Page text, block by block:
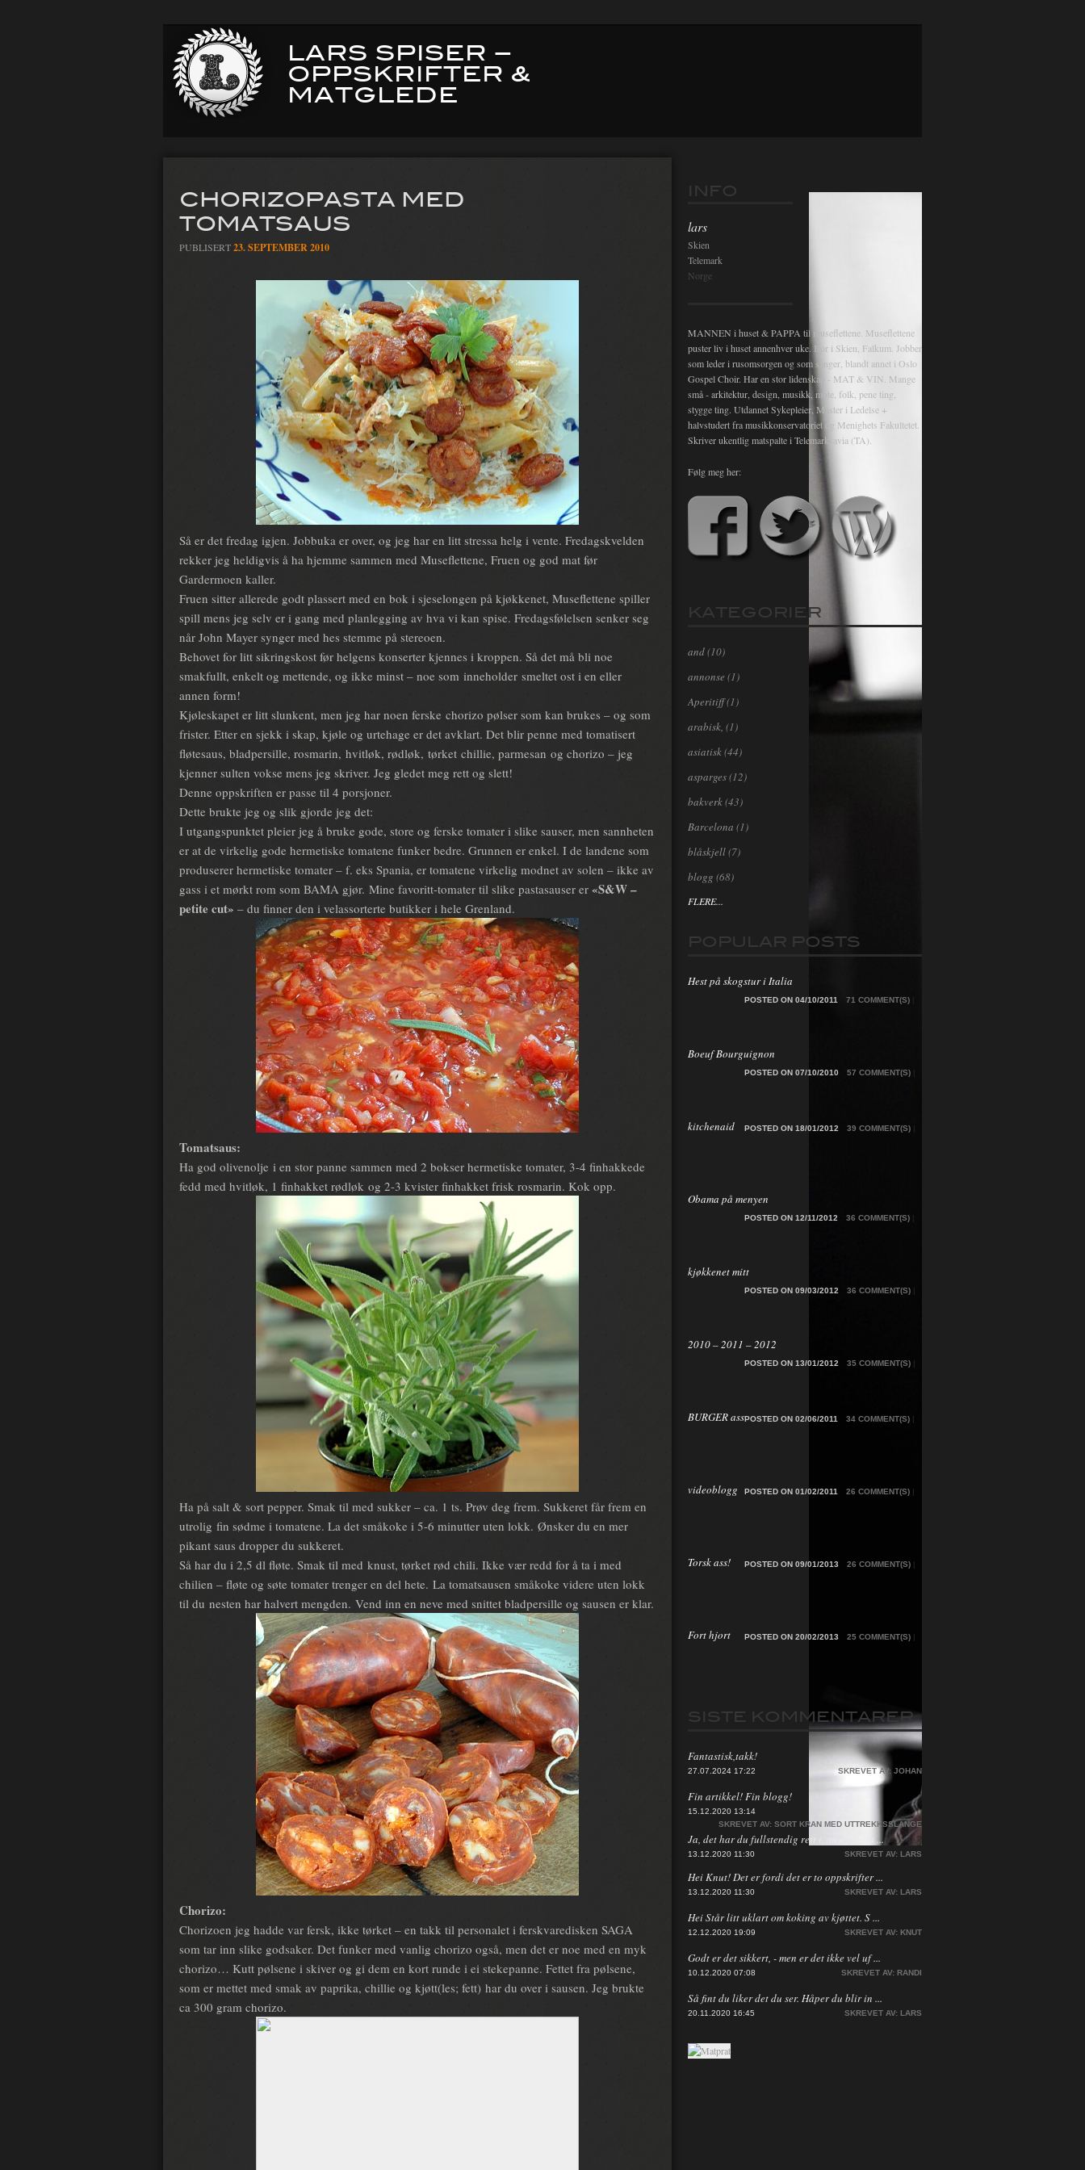
LARS SPISER –
OPPSKRIFTER &
MATGLEDE
CHORIZOPASTA MED
TOMATSAUS
PUBLISERT23. SEPTEMBER 2010
Så er det fredag igjen. Jobbuka er over, og jeg har en litt stressa helg i vente. Fredagskvelden
rekker jeg heldigvis å ha hjemme sammen med Museflettene, Fruen og god mat før
Gardermoen kaller.
Fruen sitter allerede godt plassert med en bok i sjeselongen på kjøkkenet, Museflettene spiller
spill mens jeg selv er i gang med planlegging av hva vi kan spise. Fredagsfølelsen senker seg
når John Mayer synger med hes stemme på stereoen.
Behovet for litt sikringskost før helgens konserter kjennes i kroppen. Så det må bli noe
smakfullt, enkelt og mettende, og ikke minst – noe som inneholder smeltet ost i en eller
annen form!
Kjøleskapet er litt slunkent, men jeg har noen ferske chorizo pølser som kan brukes – og som
frister. Etter en sjekk i skap, kjøle og urtehage er det avklart. Det blir penne med tomatisert
fløtesaus, bladpersille, rosmarin, hvitløk, rødløk, tørket chillie, parmesan og chorizo – jeg
kjenner sulten vokse mens jeg skriver. Jeg gledet meg rett og slett!
Denne oppskriften er passe til 4 porsjoner.
Dette brukte jeg og slik gjorde jeg det:
I utgangspunktet pleier jeg å bruke gode, store og ferske tomater i slike sauser, men sannheten
er at de virkelig gode hermetiske tomatene funker bedre. Grunnen er enkel. I de landene som
produserer hermetiske tomater – f. eks Spania, er tomatene virkelig modnet av solen – ikke av
gass i et mørkt rom som BAMA gjør. Mine favoritt-tomater til slike pastasauser er «S&W –
petite cut» – du finner den i velassorterte butikker i hele Grenland.
Tomatsaus:
Ha god olivenolje i en stor panne sammen med 2 bokser hermetiske tomater, 3-4 finhakkede
fedd med hvitløk, 1 finhakket rødløk og 2-3 kvister finhakket frisk rosmarin. Kok opp.
Ha på salt & sort pepper. Smak til med sukker – ca. 1 ts. Prøv deg frem. Sukkeret får frem en
utrolig fin sødme i tomatene. La det småkoke i 5-6 minutter uten lokk. Ønsker du en mer
pikant saus dropper du sukkeret.
Så har du i 2,5 dl fløte. Smak til med knust, tørket rød chili. Ikke vær redd for å ta i med
chilien – fløte og søte tomater trenger en del hete. La tomatsausen småkoke videre uten lokk
til du nesten har halvert mengden. Vend inn en neve med snittet bladpersille og sausen er klar.
Chorizo:
Chorizoen jeg hadde var fersk, ikke tørket – en takk til personalet i ferskvaredisken SAGA
som tar inn slike godsaker. Det funker med vanlig chorizo også, men det er noe med en myk
chorizo… Kutt pølsene i skiver og gi dem en kort runde i ei stekepanne. Fettet fra pølsene,
som er mettet med smak av paprika, chillie og kjøtt(les; fett) har du over i sausen. Jeg brukte
ca 300 gram chorizo.
INFO
lars
Skien
Telemark
Norge
MANNEN i huset & PAPPA til museflettene. Museflettene
puster liv i huset annenhver uke. Bor i Skien, Falkum. Jobber
som leder i rusomsorgen og som sanger, blandt annet i Oslo
Gospel Choir. Har en stor lidenskap - MAT & VIN. Mange
små - arkitektur, design, musikk, mote, folk, pene ting,
stygge ting. Utdannet Sykepleier, Master i Ledelse +
halvstudert fra musikkonservatoriet og Menighets Fakultetet.
Skriver ukentlig matspalte i Telemarksavia (TA).
Følg meg her:
KATEGORIER
and(10)
annonse (1)
Aperitiff(1)
arabisk, (1)
asiatisk(44)
asparges(12)
bakverk(43)
Barcelona (1)
blåskjell(7)
blogg (68)
FLERE...
POPULAR POSTS
Hest på skogstur i Italia
71 COMMENT(S)
POSTED ON 04/10/2011
Boeuf Bourguignon
57 COMMENT(S)
POSTED ON 07/10/2010
kitchenaid 39 COMMENT(S)
POSTED ON 18/01/2012
Obama på menyen
36 COMMENT(S)
POSTED ON 12/11/2012
kjøkkenet mitt
36 COMMENT(S) |
POSTED ON 09/03/2012
2010 – 2011 – 2012
35 COMMENT(S) |
POSTED ON 13/01/2012
BURGER ass 34 COMMENT(S) |
POSTED ON 02/06/2011
videoblogg 26 COMMENT(S) |
POSTED ON 01/02/2011
Torsk ass! 26 COMMENT(S) |
POSTED ON 09/01/2013
Fort hjort 25 COMMENT(S) |
POSTED ON 20/02/2013
SISTE KOMMENTARER
Fantastisk,takk!
27.07.2024 17:22 SKREVET AV: JOHAN
Fin artikkel! Fin blogg!
15.12.2020 13:14
SKREVET AV: SORT KRAN MED UTTREKKSSLANGE
Ja, det har du fullstendig rett i, men jeg ha ...
13.12.2020 11:30 SKREVET AV: LARS
Hei Knut! Det er fordi det er to oppskrifter ...
13.12.2020 11:30 SKREVET AV: LARS
Hei Står litt uklart om koking av kjøttet. S ...
12.12.2020 19:09 SKREVET AV: KNUT
Godt er det sikkert, - men er det ikke vel uf ...
10.12.2020 07:08 SKREVET AV: RANDI
Så fint du liker det du ser. Håper du blir in ...
20.11.2020 16:45 SKREVET AV: LARS